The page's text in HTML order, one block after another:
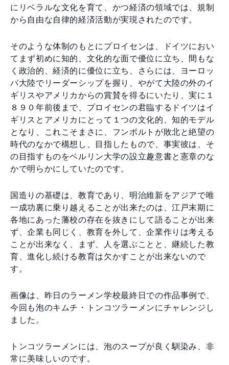
にリベラルな文化を育て、かつ経済の領域では、規制
から自由な自律的経済活動が実現されたのです。
そのような体制のもとにプロイセンは、ドイツにおい
てまず初めに知的、文化的な面で優位に立ち、間もな
く政治的、経済的に優位に立ち、さらには、ヨーロッ
パ大陸でリーダーシップを握り、やがて大陸の外のイ
ギリスやアメリカからの賞賛を得るにいたり、実に１
８９０年前後まで、プロイセンの君臨するドイツはイ
ギリスとアメリカにとって１つの文化的、知的モデル
となり、これこそまさに、フンボルトが敗北と絶望の
時代のなかで構想し、目指したもので、事実彼は、そ
の目指すものをベルリン大学の設立趣意書と憲章のな
かで明らかにしていたのです。
国造りの基礎は、教育であり、明治維新をアジアで唯
一成功裏に乗り越えることが出来たのは、江戸末期に
各地にあった藩校の存在を抜きにして語ることが出来
ず、企業も同じく、教育を外して、企業作りは考える
ことが出来なく、まず、人を選ぶことと、継続した教
育、進化し続ける教育は欠かすことが出来ないので
す。
画像は、昨日のラーメン学校最終日での作品事例で、
今回も泡のキムチ・トンコツラーメンにチャレンジし
ました。
トンコツラーメンには、泡のスープが良く馴染み、非
常に美味しいのです。